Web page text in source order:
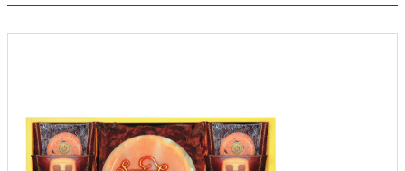
子育て卒業証書
ペーパーアイテム
DIY用品